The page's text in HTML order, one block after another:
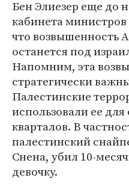
Бен Элиезер еще до
кабинета
что возвышенность
останется под
Напомним, эта
стратегически
Палестинские
использовали ее
кварталов. В
палестинский
Снена, убил 10-
девочку.